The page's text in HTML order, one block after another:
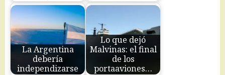
La Argentina
debería
independizarse
Lo que dejó
Malvinas: el final
de los
portaaviones…